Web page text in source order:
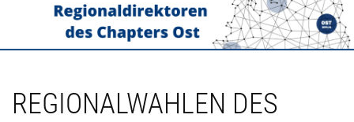
REGIONALWAHLEN DES